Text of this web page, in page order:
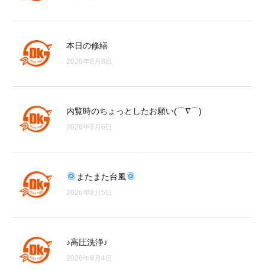
本日の修繕
2026年8月8日
内覧時のちょっとしたお願い(⌒∇⌒)
2026年8月6日
またまた台風
2026年8月5日
♪高圧洗浄♪
2026年8月4日